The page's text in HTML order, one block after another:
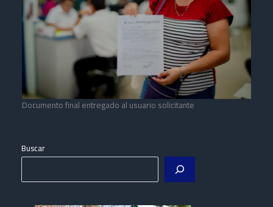
Documento final entregado al usuario solicitante
Buscar